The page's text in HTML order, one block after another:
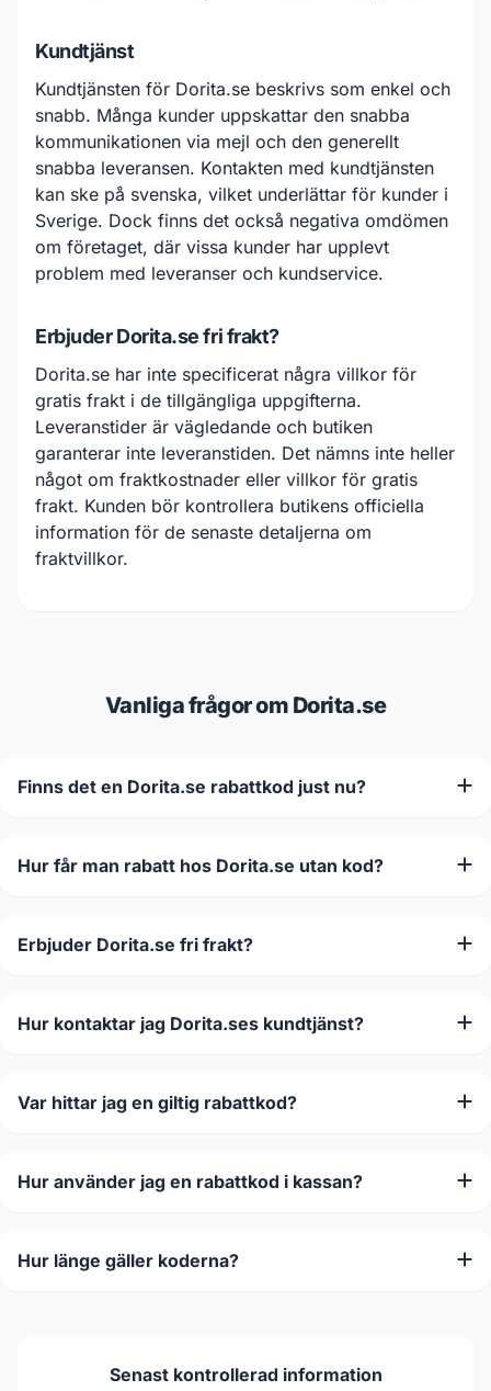
Kundtjänst
Kundtjänsten för Dorita.se beskrivs som enkel och
snabb. Många kunder uppskattar den snabba
kommunikationen via mejl och den generellt
snabba leveransen. Kontakten med kundtjänsten
kan ske på svenska, vilket underlättar för kunder i
Sverige. Dock finns det också negativa omdömen
om företaget, där vissa kunder har upplevt
problem med leveranser och kundservice.
Erbjuder Dorita.se fri frakt?
Dorita.se har inte specificerat några villkor för
gratis frakt i de tillgängliga uppgifterna.
Leveranstider är vägledande och butiken
garanterar inte leveranstiden. Det nämns inte heller
något om fraktkostnader eller villkor för gratis
frakt. Kunden bör kontrollera butikens officiella
information för de senaste detaljerna om
fraktvillkor.
Vanliga frågor om Dorita.se
Finns det en Dorita.se rabattkod just nu?
Hur får man rabatt hos Dorita.se utan kod?
Erbjuder Dorita.se fri frakt?
Hur kontaktar jag Dorita.ses kundtjänst?
Var hittar jag en giltig rabattkod?
Hur använder jag en rabattkod i kassan?
Hur länge gäller koderna?
Senast kontrollerad information